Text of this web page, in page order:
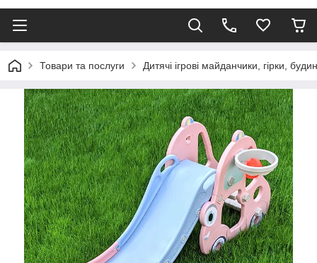
Товари та послуги Дитячі ігрові майданчики, гірки,